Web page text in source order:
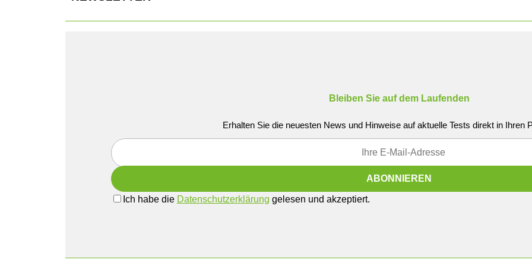
Bleiben Sie auf dem Laufenden
Erhalten Sie die neuesten News und Hinweise auf aktuelle Tests direkt in Ihren
Ich habe die Datenschutzerklärung gelesen und akzeptiert.